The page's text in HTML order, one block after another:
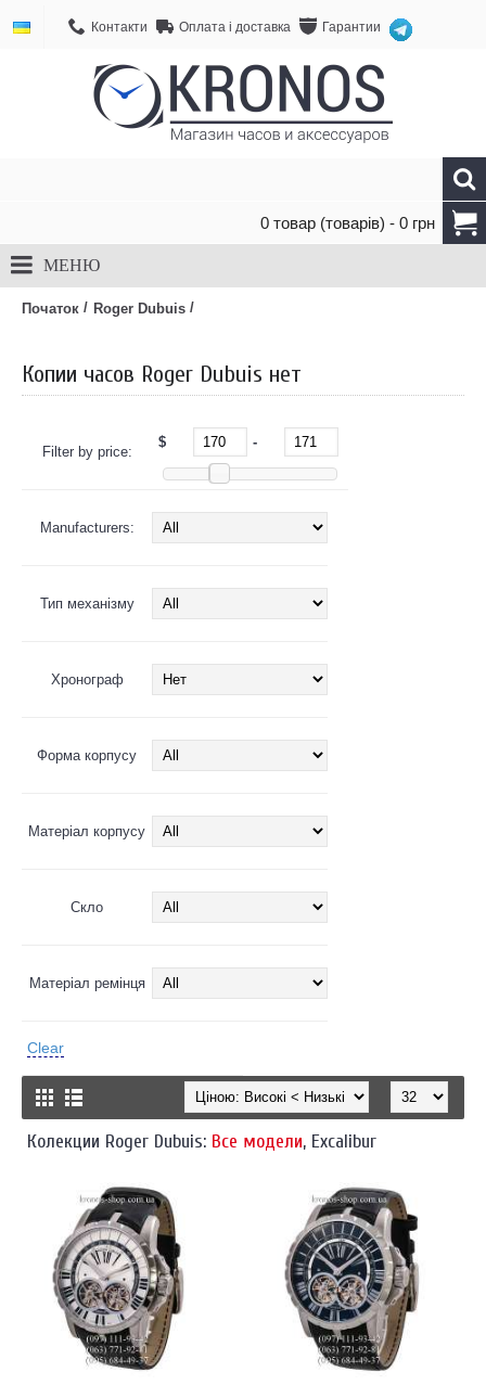
Контакти Оплата і доставка Гарантии
0 товар (товарів) - 0 грн
МЕНЮ
Початок / Roger Dubuis /
Копии часов Roger Dubuis нет
Filter by price:
$ -
Manufacturers:
Тип механізму
Хронограф
Форма корпусу
Матеріал корпусу
Скло
Матеріал ремінця
Clear
Колекции Roger Dubuis: Все модели, Excalibur